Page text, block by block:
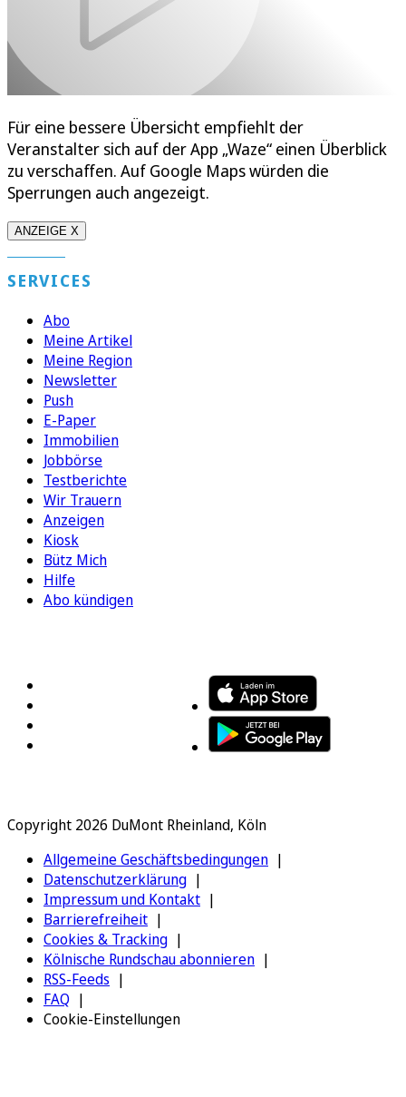
Für eine bessere Übersicht empfiehlt der
Veranstalter sich auf der App „Waze“ einen Überblick
zu verschaffen. Auf Google Maps würden die
Sperrungen auch angezeigt.
ANZEIGE X
SERVICES
Abo
Meine Artikel
Meine Region
Newsletter
Push
E-Paper
Immobilien
Jobbörse
Testberichte
Wir Trauern
Anzeigen
Kiosk
Bütz Mich
Hilfe
Abo kündigen
Copyright 2026 DuMont Rheinland, Köln
Allgemeine Geschäftsbedingungen
Datenschutzerklärung
Impressum und Kontakt
Barrierefreiheit
Cookies & Tracking
Kölnische Rundschau abonnieren
RSS-Feeds
FAQ
Cookie-Einstellungen